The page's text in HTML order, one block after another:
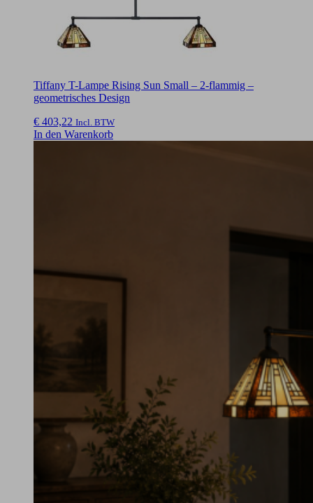
Tiffany T-Lampe Rising Sun Small – 2-flammig –
geometrisches Design
€ 403,22 Incl. BTW
In den Warenkorb